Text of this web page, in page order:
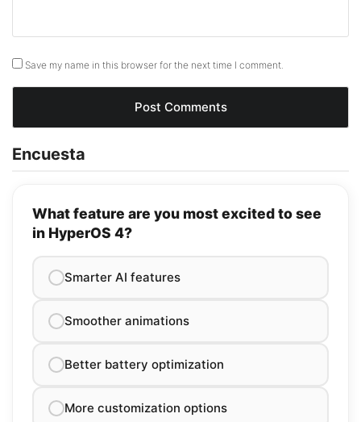
Save my name in this browser for the next time I comment.
Encuesta
What feature are you most excited to see
in HyperOS 4?
Smarter AI features
Smoother animations
Better battery optimization
More customization options